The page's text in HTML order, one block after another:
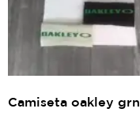
Camiseta oakley grn